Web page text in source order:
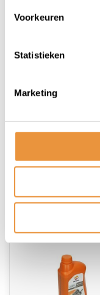
Voorkeuren
Statistieken
Marketing